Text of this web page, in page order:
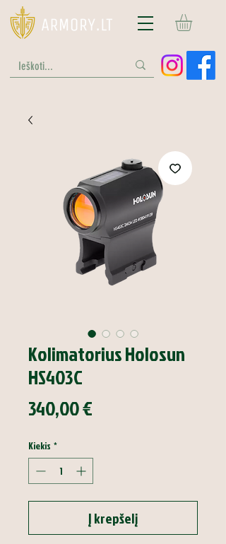
Kolimatorius Holosun
HS403C
340,00 €Price
Kiekis *
Į krepšelį